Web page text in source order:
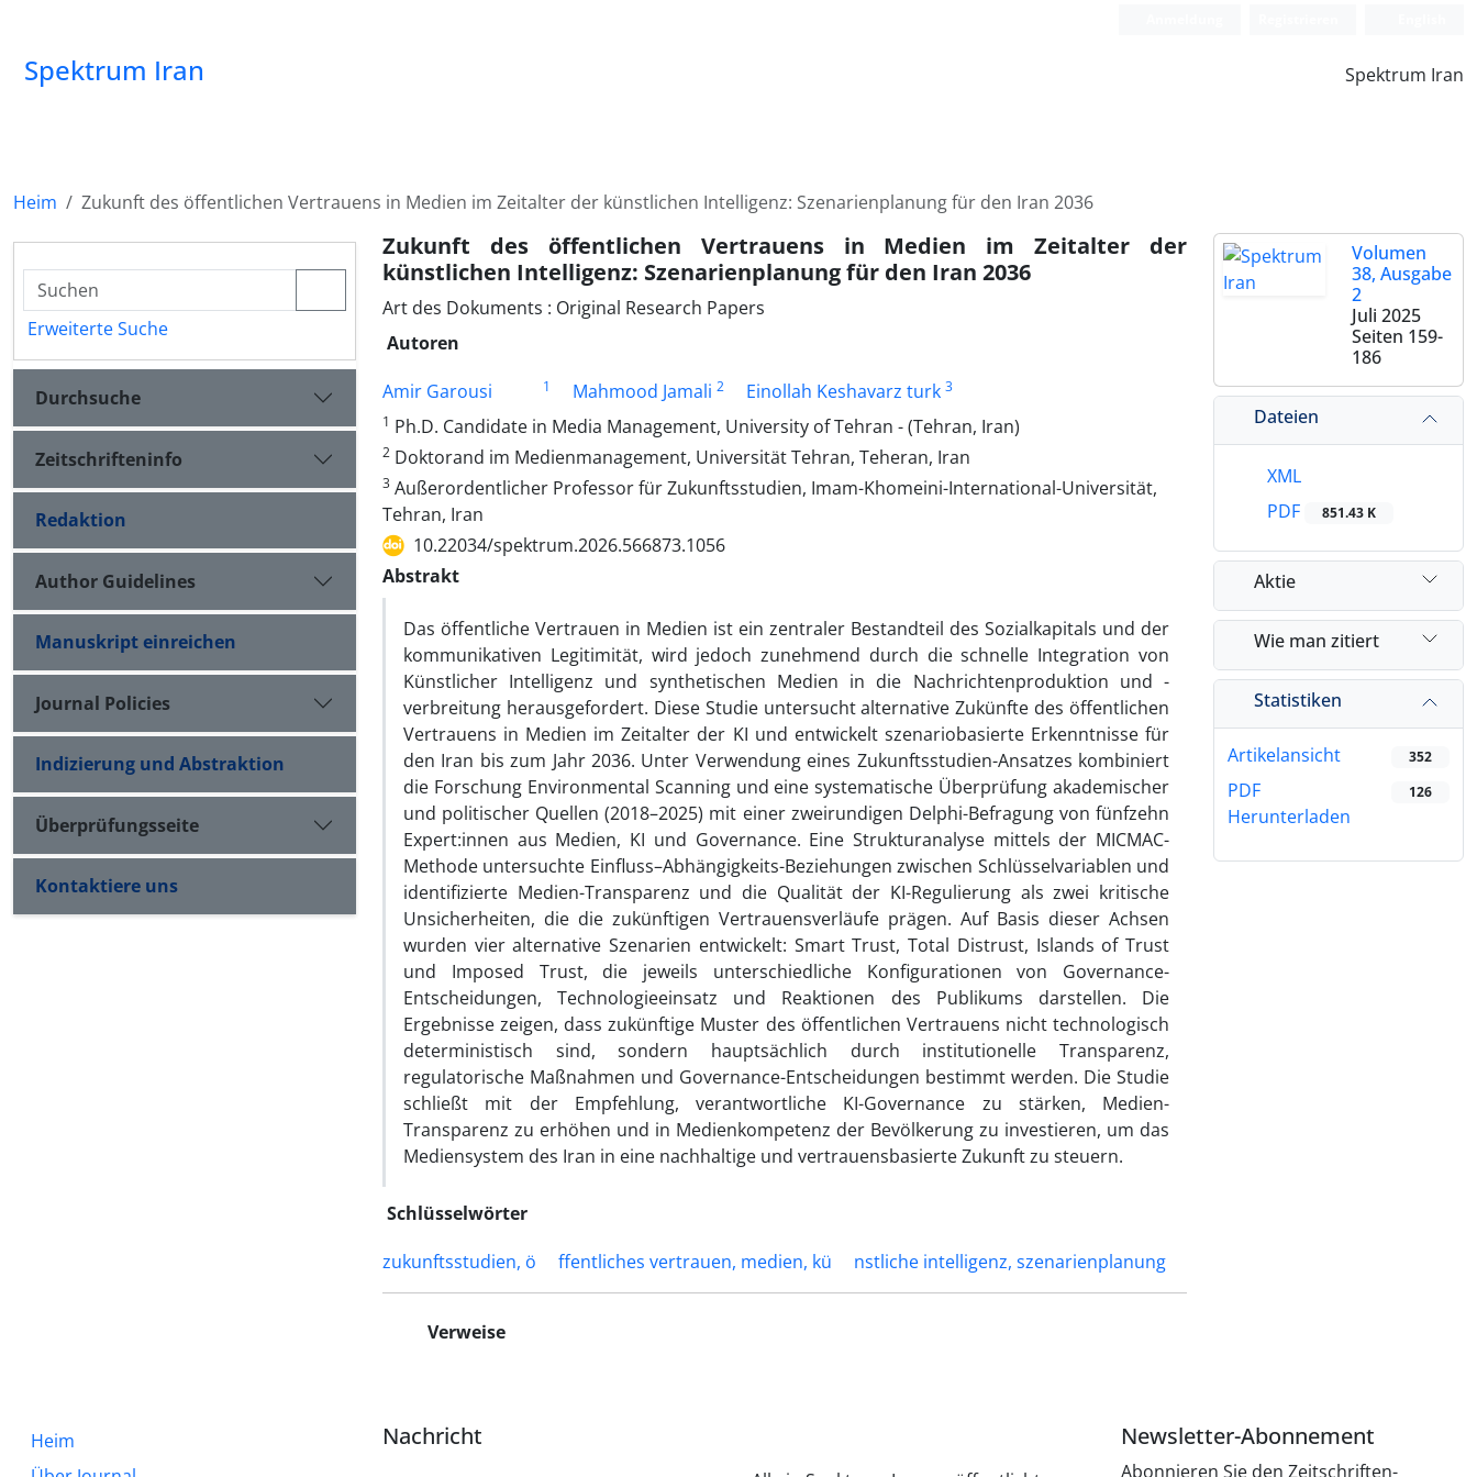
Spektrum Iran Spektrum Iran
Heim Zukunft des öffentlichen Vertrauens in Medien im Zeitalter der künstlichen Intelligenz: Szenarienplanung für den Iran 2036
Zukunft des öffentlichen Vertrauens in Medien im Zeitalter der
künstlichen Intelligenz: Szenarienplanung für den Iran 2036
Art des Dokuments : Original Research Papers
Autoren
Amir Garousi
1 Mahmood Jamali 2 Einollah Keshavarz turk 3
1 Ph.D. Candidate in Media Management, University of Tehran - (Tehran, Iran)
2 Doktorand im Medienmanagement, Universität Tehran, Teheran, Iran
3 Außerordentlicher Professor für Zukunftsstudien, Imam-Khomeini-International-Universität,
Tehran, Iran
10.22034/spektrum.2026.566873.1056
Abstrakt
Das öffentliche Vertrauen in Medien ist ein zentraler Bestandteil des Sozialkapitals und der
kommunikativen Legitimität, wird jedoch zunehmend durch die schnelle Integration von
Künstlicher Intelligenz und synthetischen Medien in die Nachrichtenproduktion und -
verbreitung herausgefordert. Diese Studie untersucht alternative Zukünfte des öffentlichen
Vertrauens in Medien im Zeitalter der KI und entwickelt szenariobasierte Erkenntnisse für
den Iran bis zum Jahr 2036. Unter Verwendung eines Zukunftsstudien-Ansatzes kombiniert
die Forschung Environmental Scanning und eine systematische Überprüfung akademischer
und politischer Quellen (2018–2025) mit einer zweirundigen Delphi-Befragung von fünfzehn
Expert:innen aus Medien, KI und Governance. Eine Strukturanalyse mittels der MICMAC-
Methode untersuchte Einfluss–Abhängigkeits-Beziehungen zwischen Schlüsselvariablen und
identifizierte Medien-Transparenz und die Qualität der KI-Regulierung als zwei kritische
Unsicherheiten, die die zukünftigen Vertrauensverläufe prägen. Auf Basis dieser Achsen
wurden vier alternative Szenarien entwickelt: Smart Trust, Total Distrust, Islands of Trust
und Imposed Trust, die jeweils unterschiedliche Konfigurationen von Governance-
Entscheidungen, Technologieeinsatz und Reaktionen des Publikums darstellen. Die
Ergebnisse zeigen, dass zukünftige Muster des öffentlichen Vertrauens nicht technologisch
deterministisch sind, sondern hauptsächlich durch institutionelle Transparenz,
regulatorische Maßnahmen und Governance-Entscheidungen bestimmt werden. Die Studie
schließt mit der Empfehlung, verantwortliche KI-Governance zu stärken, Medien-
Transparenz zu erhöhen und in Medienkompetenz der Bevölkerung zu investieren, um das
Mediensystem des Iran in eine nachhaltige und vertrauensbasierte Zukunft zu steuern.
Schlüsselwörter
zukunftsstudien, ö
ffentliches vertrauen, medien, kü nstliche intelligenz, szenarienplanung
Verweise
Volumen
38, Ausgabe
2
Juli 2025
Seiten 159-
186
Dateien
XML
PDF
851.43 K
Aktie
Wie man zitiert
Statistiken
Artikelansicht 352
PDF
Herunterladen
126
Erweiterte Suche
Durchsuche
Zeitschrifteninfo
Redaktion
Author Guidelines
Manuskript einreichen
Journal Policies
Indizierung und Abstraktion
Überprüfungsseite
Kontaktiere uns
Heim
Nachricht Newsletter-Abonnement
Abonnieren Sie den Zeitschriften-